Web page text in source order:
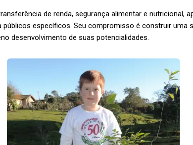
de renda, segurança alimentar e nutricional,
específicos. Seu compromisso é construir uma
desenvolvimento de suas potencialidades.